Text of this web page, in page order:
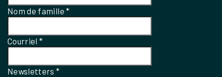
Nom de famille*
Courriel*
Newsletters*